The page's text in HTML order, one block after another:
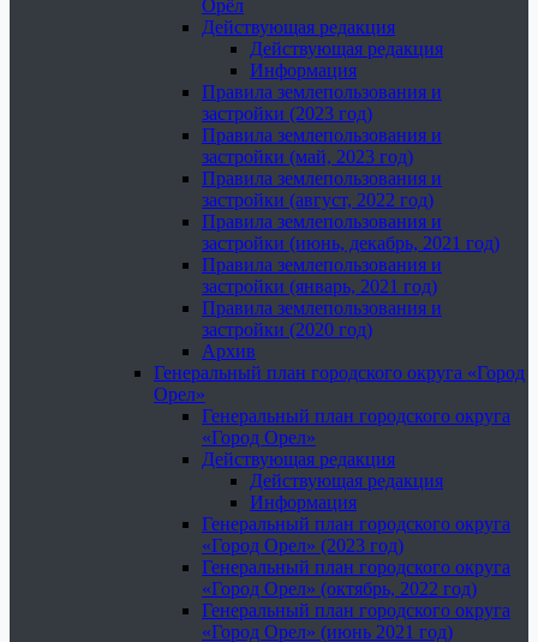
Орёл
Действующая редакция
Действующая редакция
Информация
Правила землепользования и
застройки (2023 год)
Правила землепользования и
застройки (май, 2023 год)
Правила землепользования и
застройки (август, 2022 год)
Правила землепользования и
застройки (июнь, декабрь, 2021 год)
Правила землепользования и
застройки (январь, 2021 год)
Правила землепользования и
застройки (2020 год)
Архив
Генеральный план городского округа «Город
Орел»
Генеральный план городского округа
«Город Орел»
Действующая редакция
Действующая редакция
Информация
Генеральный план городского округа
«Город Орел» (2023 год)
Генеральный план городского округа
«Город Орел» (октябрь, 2022 год)
Генеральный план городского округа
«Город Орел» (июнь 2021 год)